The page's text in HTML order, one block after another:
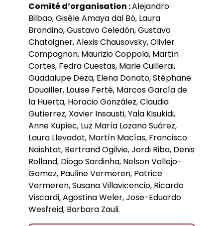
Comité d’organisation :Alejandro
Bilbao, Gisèle Amaya dal Bó, Laura
Brondino, Gustavo Celedón, Gustavo
Chataigner, Alexis Chausovsky, Olivier
Compagnon, Maurizio Coppola, Martín
Cortes, Fedra Cuestas, Marie Cuillerai,
Guadalupe Deza, Elena Donato, Stéphane
Douailler, Louise Ferté, Marcos García de
la Huerta, Horacio González, Claudia
Gutierrez, Xavier Insausti, Yala Kisukidi,
Anne Kupiec, Luz María Lozano Suárez,
Laura Llevadot, Martín Macías, Francisco
Naishtat, Bertrand Ogilvie, Jordi Riba, Denis
Rolland, Diogo Sardinha, Nelson Vallejo-
Gomez, Pauline Vermeren, Patrice
Vermeren, Susana Villavicencio, Ricardo
Viscardi, Agostina Weler, Jose-Eduardo
Wesfreid, Barbara Zauli.